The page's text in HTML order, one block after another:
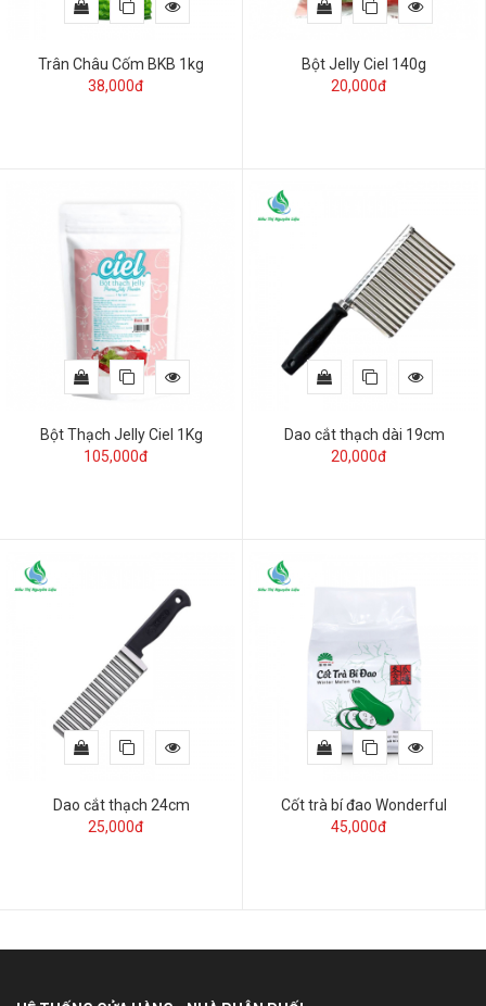
Trân Châu Cốm BKB 1kg
38,000đ
Bột Jelly Ciel 140g
20,000đ
Bột Thạch Jelly Ciel 1Kg
105,000đ
Dao cắt thạch dài 19cm
20,000đ
Dao cắt thạch 24cm
25,000đ
Cốt trà bí đao Wonderful
45,000đ